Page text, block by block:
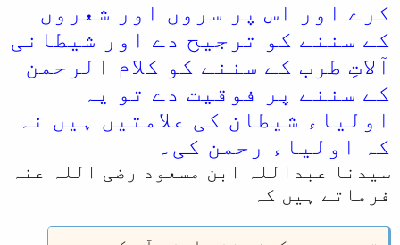
کرے اور اس پر سروں اور شعروں
کے سننے کو ترجیح دے اور شیطانی
آلاتِ طرب کے سننے کو کلام الرحمن
کے سننے پر فوقیت دے تو یہ
اولیاء شیطان کی علامتیں ہیں نہ
کہ اولیاء رحمن کی۔
سیدنا عبداللہ ابن مسعود رضی اللہ عنہ
فرماتے ہیں کہ